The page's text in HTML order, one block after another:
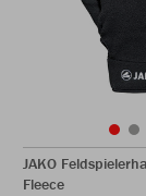
JAKO
Fleece